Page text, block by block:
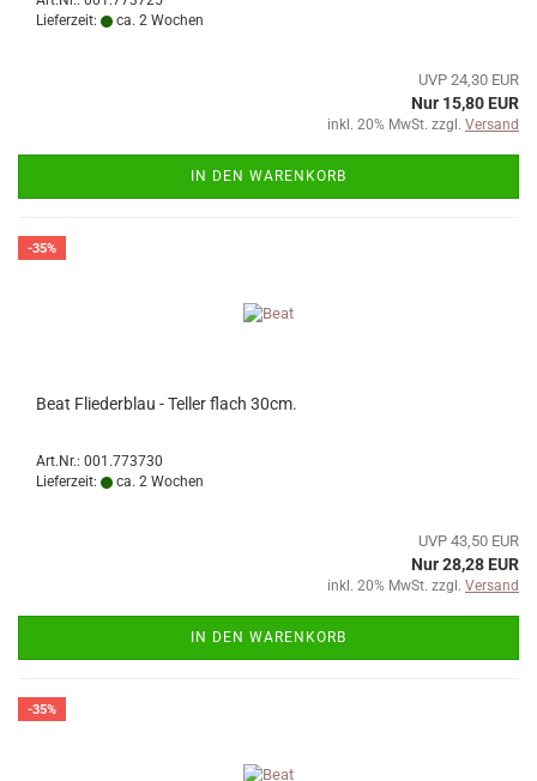
Lieferzeit:
ca. 2 Wochen
UVP 24,30 EUR
Nur 15,80 EUR
inkl. 20% MwSt. zzgl. Versand
IN DEN WARENKORB
-35%
Beat Fliederblau - Teller flach 30cm.
Art.Nr.: 001.773730
Lieferzeit:
ca. 2 Wochen
UVP 43,50 EUR
Nur 28,28 EUR
inkl. 20% MwSt. zzgl. Versand
IN DEN WARENKORB
-35%